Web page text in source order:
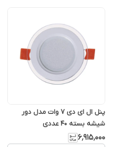
پنل ال ای دی 7 وات مدل دور
شیشه بسته 40 عددی
۶٬۹۱۵٬۰۰۰